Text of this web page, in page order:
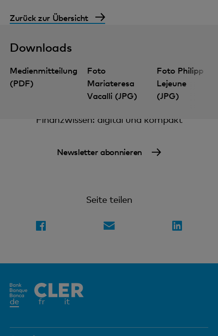
Zurück zur Übersicht
Downloads
Medienmitteilung
(PDF)
Foto
Mariateresa
Vacalli (JPG)
Foto Philipp
Lejeune
(JPG)
Finanzwissen: digital und kompakt
Newsletter abonnieren
Seite teilen
deAktives
fr it